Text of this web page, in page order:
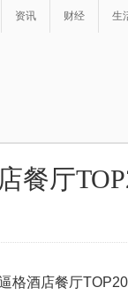
资讯 财经 生
餐厅